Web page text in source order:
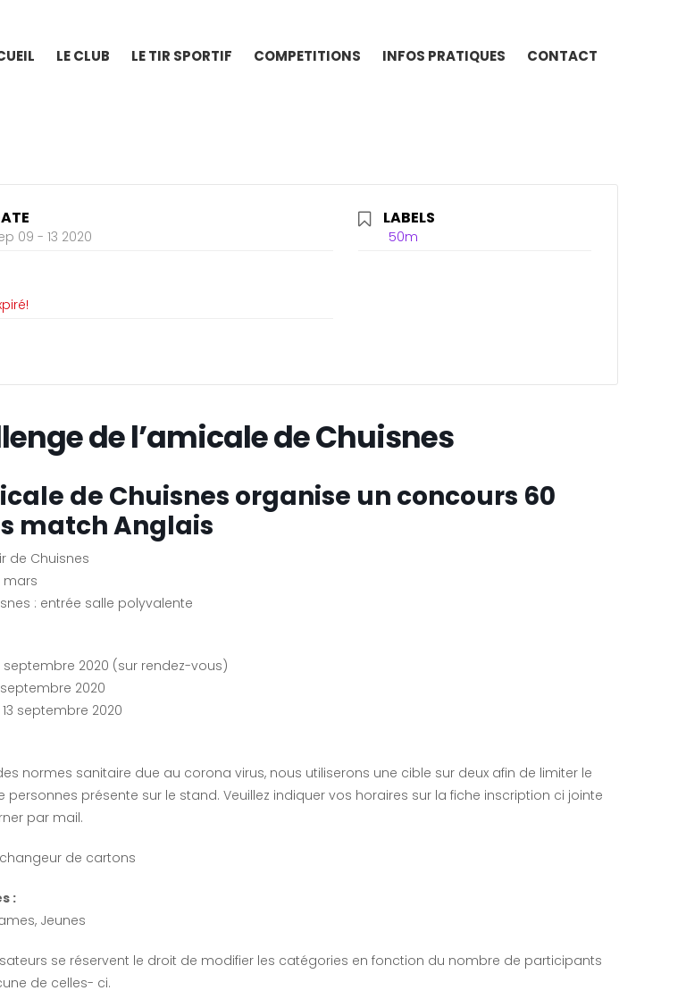
LE CLUB LE TIR SPORTIF COMPETITIONS INFOS PRATIQUES CONTACT
09 - 13 2020
LABELS
50m
de l’amicale de Chuisnes
de Chuisnes organise un concours 60
match Anglais
de Chuisnes
mars
: entrée salle polyvalente
septembre 2020 (sur rendez-vous)
2020
septembre 2020
normes sanitaire due au corona virus, nous utiliserons une cible sur deux afin de limiter le
personnes présente sur le stand. Veuillez indiquer vos horaires sur la fiche inscription ci jointe
par mail.
de cartons
:
Jeunes
se réservent le droit de modifier les catégories en fonction du nombre de participants
de celles- ci.